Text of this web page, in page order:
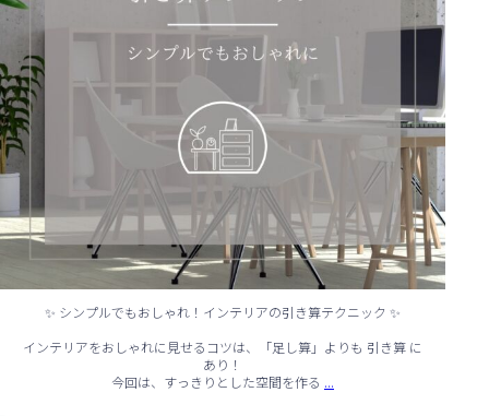
✨ シンプルでもおしゃれ！インテリアの引き算テクニック ✨
インテリアをおしゃれに見せるコツは、「足し算」よりも 引き算 に
あり！
今回は、すっきりとした空間を作る ...